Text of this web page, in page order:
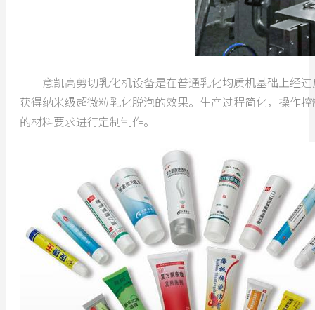
意凯高剪切乳化机设备是在普通乳化均质机基础上经过
获得纳米级超微粒乳化脱泡的效果。生产过程简化，操作
的材料要求进行定制制作。